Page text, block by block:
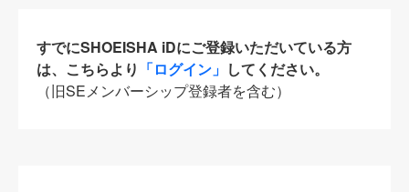
すでにSHOEISHA iDにご登録いただいている方
は、こちらより 「ログイン」 してください。
（旧SEメンバーシップ登録者を含む）